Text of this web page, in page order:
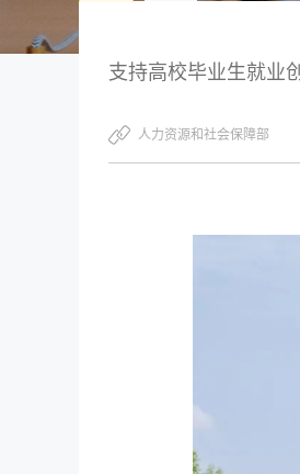
支持高校毕业生就业
人力资源和社会保障部